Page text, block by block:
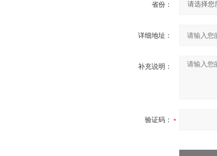
省份：
详细地址：
补充说明：
验证码：